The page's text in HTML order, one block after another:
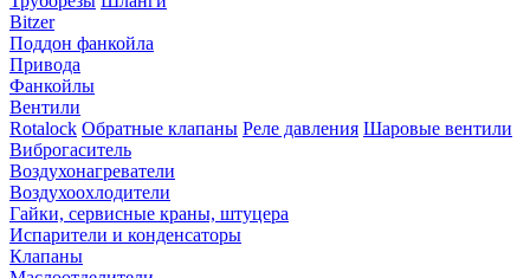
Bitzer
Поддон фанкойла
Привода
Фанкойлы
Вентили
Rotalock Обратные клапаны Реле давления Шаровые вентили
Виброгаситель
Воздухонагреватели
Воздухоохлодители
Гайки, сервисные краны, штуцера
Испарители и конденсаторы
Клапаны